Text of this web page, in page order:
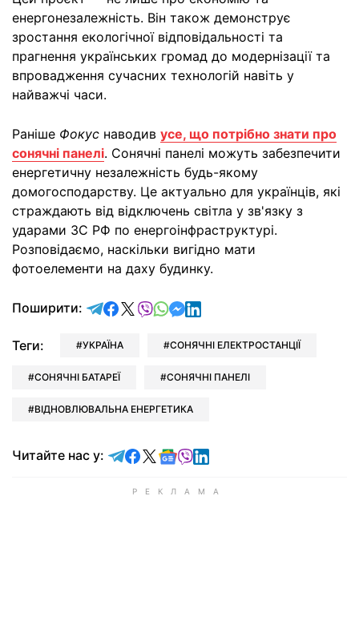
енергонезалежність. Він також демонструє
зростання екологічної відповідальності та
прагнення українських громад до модернізації та
впровадження сучасних технологій навіть у
найважчі часи.
Раніше Фокус наводив усе, що потрібно знати про
сонячні панелі. Сонячні панелі можуть забезпечити
енергетичну незалежність будь-якому
домогосподарству. Це актуально для українців, які
страждають від відключень світла у зв'язку з
ударами ЗС РФ по енергоінфраструктурі.
Розповідаємо, наскільки вигідно мати
фотоелементи на даху будинку.
Поширити: відправити у Telegram
поділитись у Facebook
поділитись у X
відправити у Viber
відправити у Whatsapp
відправити у Messenger
відправити у LinkedIn
Теги: УКРАЇНА СОНЯЧНІ ЕЛЕКТРОСТАНЦІЇ
СОНЯЧНІ БАТАРЕЇ СОНЯЧНІ ПАНЕЛІ
ВІДНОВЛЮВАЛЬНА ЕНЕРГЕТИКА
Читайте нас у: Читайте у Telegram
Читайте у Facebook
Читайте у X
Читайте у Google news
Читайте у Viber
Читайте у LinkedIn